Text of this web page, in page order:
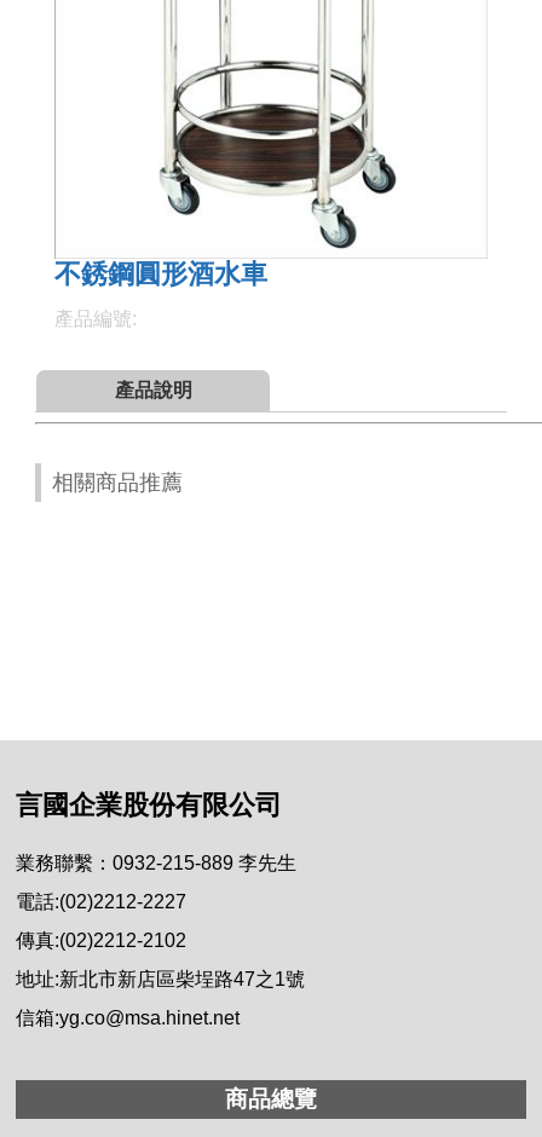
不銹鋼圓形酒水車
產品編號:
產品說明
相關商品推薦
言國企業股份有限公司
業務聯繫：0932-215-889 李先生
電話:(02)2212-2227
傳真:(02)2212-2102
地址:新北市新店區柴埕路47之1號
信箱:yg.co@msa.hinet.net
商品總覽